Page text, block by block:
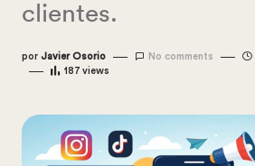
clientes.
por Javier Osorio No comments
187 views